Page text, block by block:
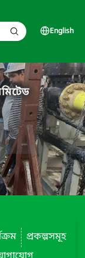
English
প্রকল্পসমূহ